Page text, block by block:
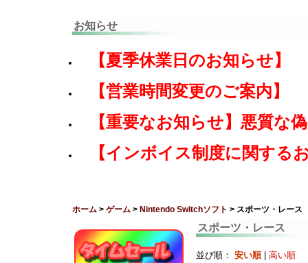
お知らせ
【夏季休業日のお知らせ】
【営業時間変更のご案内】
【重要なお知らせ】悪質な
【インボイス制度に関する
ホーム > ゲーム > Nintendo Switchソフト > スポーツ・レース
スポーツ・レース
並び順： 安い順| 高い順